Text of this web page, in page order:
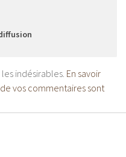
indésirables. En savoir
vos commentaires sont